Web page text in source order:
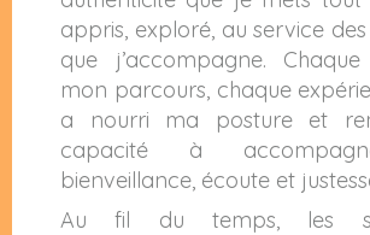
appris, exploré, au service
que j’accompagne.
mon parcours, chaque
a nourri ma posture et
capacité à
bienveillance, écoute et
Au fil du temps, les